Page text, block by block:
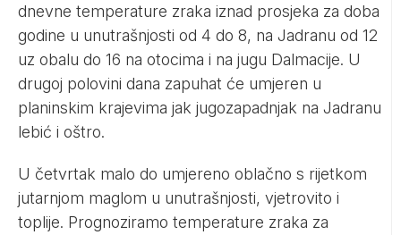
dnevne temperature zraka iznad prosjeka za doba
godine u unutrašnjosti od 4 do 8, na Jadranu od 12
uz obalu do 16 na otocima i na jugu Dalmacije. U
drugoj polovini dana zapuhat će umjeren u
planinskim krajevima jak jugozapadnjak na Jadranu
lebić i oštro.
U četvrtak malo do umjereno oblačno s rijetkom
jutarnjom maglom u unutrašnjosti, vjetrovito i
toplije. Prognoziramo temperature zraka za